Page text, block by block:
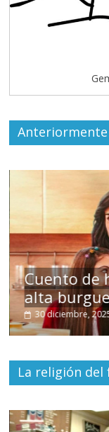
de
burguesía
30 diciembre, 2025
La religión